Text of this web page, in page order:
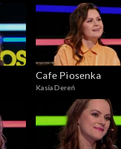
Cafe Piosenka
Kasia Dereń